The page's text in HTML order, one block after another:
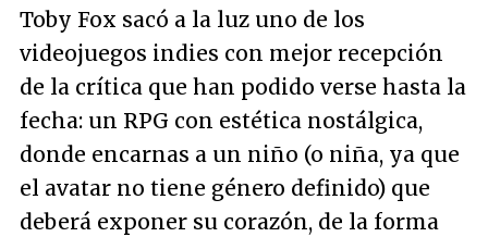
Toby Fox sacó a la luz uno de los
videojuegos indies con mejor recepción
de la crítica que han podido verse hasta la
fecha: un RPG con estética nostálgica,
donde encarnas a un niño (o niña, ya que
el avatar no tiene género definido) que
deberá exponer su corazón, de la forma